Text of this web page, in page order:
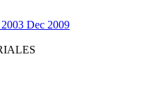
Dec 2009